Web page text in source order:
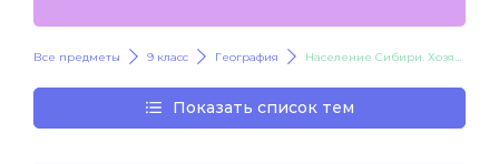
Все предметы 9 класс География Население Сибири. Хозяйственное освоение Сибири
Показать список тем